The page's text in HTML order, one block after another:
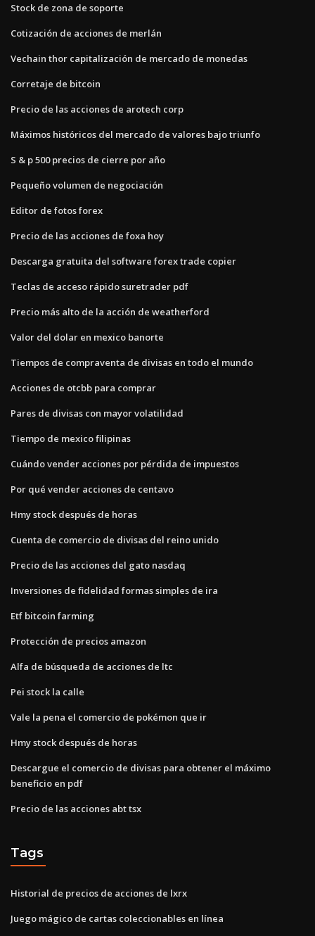
Stock de zona de soporte
Cotización de acciones de merlán
Vechain thor capitalización de mercado de monedas
Corretaje de bitcoin
Precio de las acciones de arotech corp
Máximos históricos del mercado de valores bajo triunfo
S & p 500 precios de cierre por año
Pequeño volumen de negociación
Editor de fotos forex
Precio de las acciones de foxa hoy
Descarga gratuita del software forex trade copier
Teclas de acceso rápido suretrader pdf
Precio más alto de la acción de weatherford
Valor del dolar en mexico banorte
Tiempos de compraventa de divisas en todo el mundo
Acciones de otcbb para comprar
Pares de divisas con mayor volatilidad
Tiempo de mexico filipinas
Cuándo vender acciones por pérdida de impuestos
Por qué vender acciones de centavo
Hmy stock después de horas
Cuenta de comercio de divisas del reino unido
Precio de las acciones del gato nasdaq
Inversiones de fidelidad formas simples de ira
Etf bitcoin farming
Protección de precios amazon
Alfa de búsqueda de acciones de ltc
Pei stock la calle
Vale la pena el comercio de pokémon que ir
Hmy stock después de horas
Descargue el comercio de divisas para obtener el máximo
beneficio en pdf
Precio de las acciones abt tsx
Tags
Historial de precios de acciones de lxrx
Juego mágico de cartas coleccionables en línea